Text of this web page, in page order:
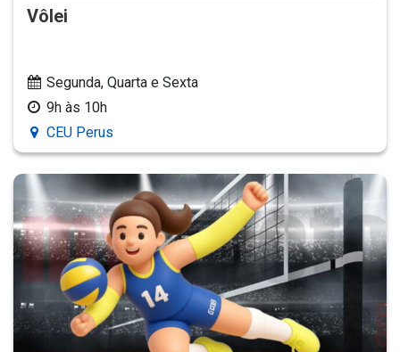
Vôlei
Segunda, Quarta e Sexta
9h às 10h
CEU Perus